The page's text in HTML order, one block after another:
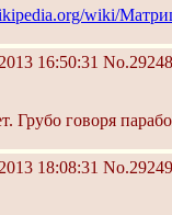
wiki/
16:50:31 No.29248
Грубо говоря
18:08:31 No.29249